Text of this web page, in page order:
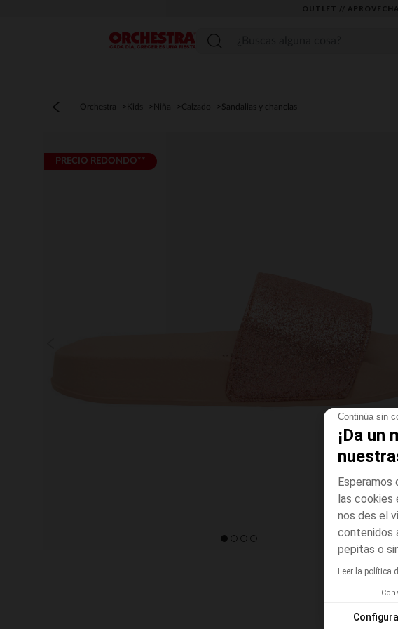
Continúa sin
¡Da un
Esperamos
las cookies
nos des el
contenidos
pepitas o
Leer la política
OUTLET //
Menú
Orchestra Kids Niña Calzado Sandalias y chanclas
PRECIO REDONDO**